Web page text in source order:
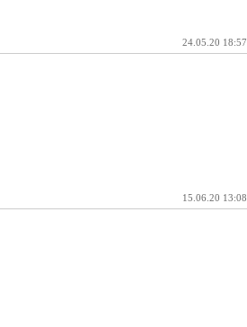
24.05.20 18:57
15.06.20 13:08